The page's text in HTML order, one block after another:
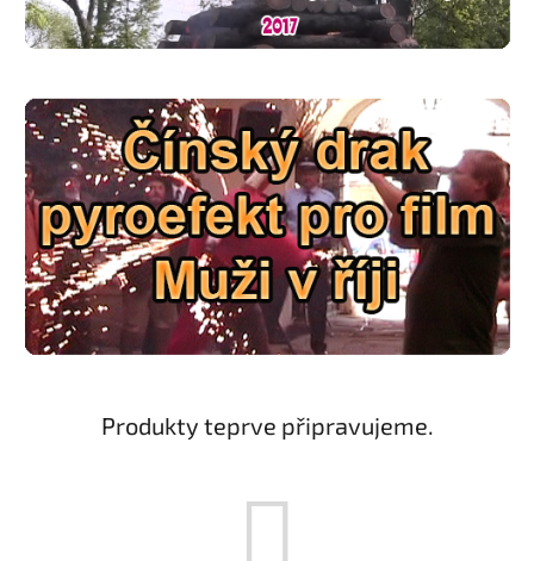
Produkty teprve připravujeme.